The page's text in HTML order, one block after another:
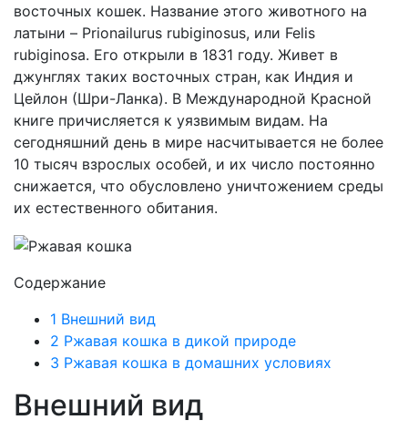
восточных кошек. Название этого животного на
латыни – Prionailurus rubiginosus, или Felis
rubiginosa. Его открыли в 1831 году. Живет в
джунглях таких восточных стран, как Индия и
Цейлон (Шри-Ланка). В Международной Красной
книге причисляется к уязвимым видам. На
сегодняшний день в мире насчитывается не более
10 тысяч взрослых особей, и их число постоянно
снижается, что обусловлено уничтожением среды
их естественного обитания.
Содержание
1 Внешний вид
2 Ржавая кошка в дикой природе
3 Ржавая кошка в домашних условиях
Внешний вид